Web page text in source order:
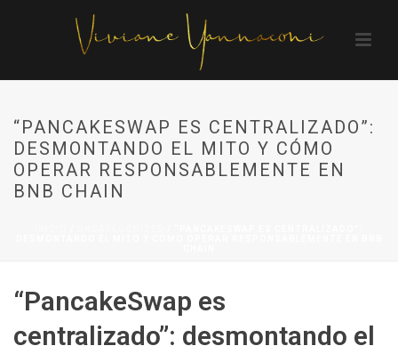
“PANCAKESWAP ES CENTRALIZADO”:
DESMONTANDO EL MITO Y CÓMO
OPERAR RESPONSABLEMENTE EN
BNB CHAIN
“PancakeSwap es
centralizado”: desmontando el